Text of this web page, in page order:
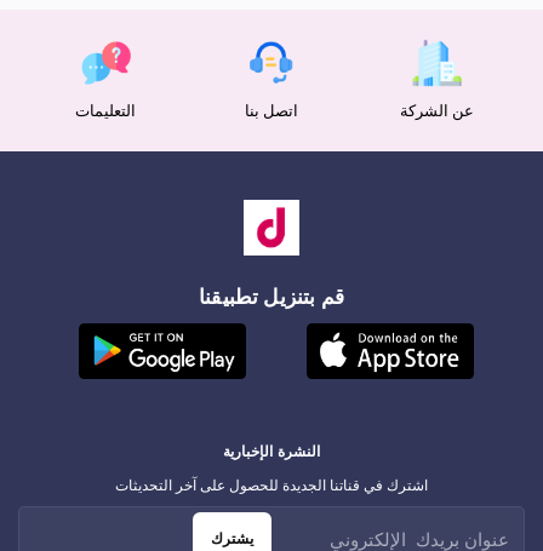
عن الشركة اتصل بنا التعليمات
قم بتنزيل تطبيقنا
النشرة الإخبارية
اشترك في قناتنا الجديدة للحصول على آخر التحديثات
يشترك